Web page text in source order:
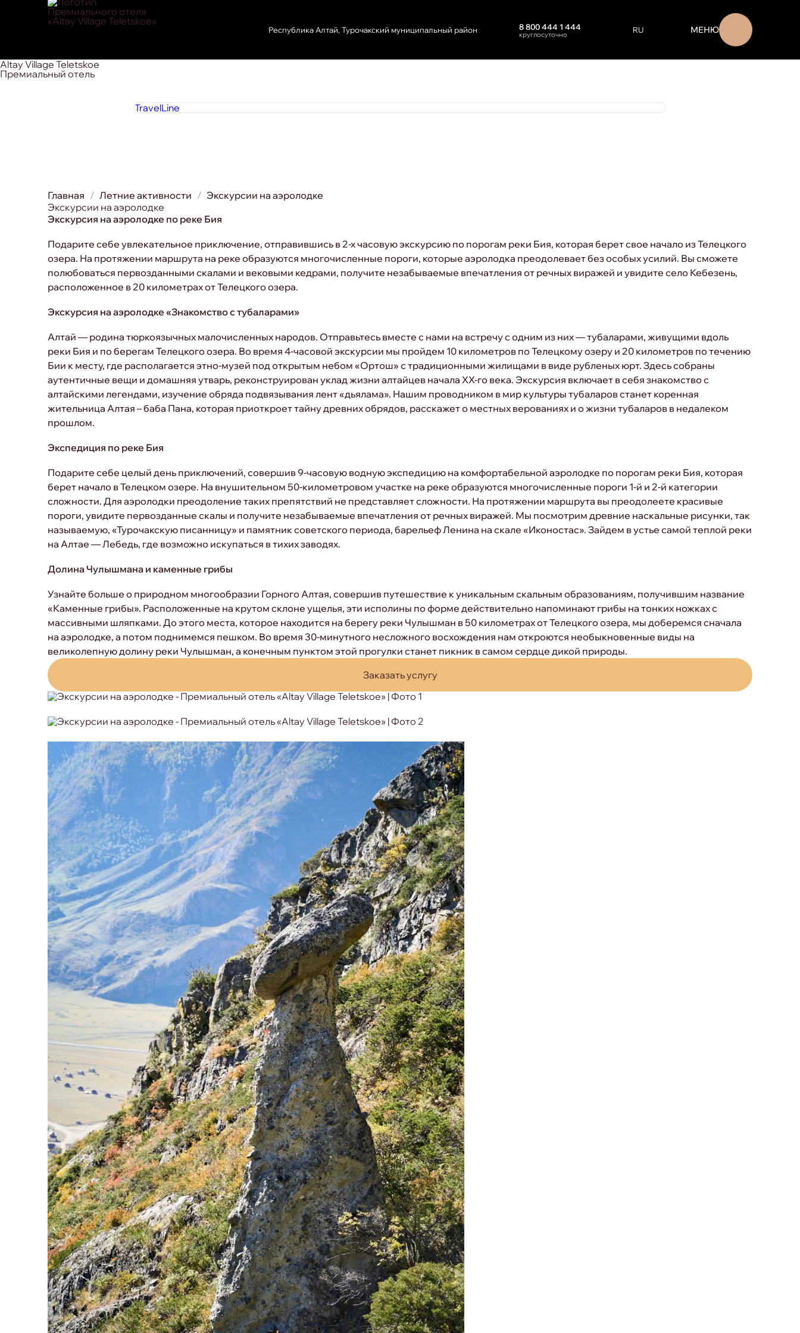
Altay Village Teletskoe
Премиальный отель
Республика Алтай, Турочакский муниципальный район 8 800 444 1 444
круглосуточно RU МЕНЮ
TravelLine
Главная Летние активности
Экскурсии на аэролодке
Экскурсии на аэролодке
Экскурсия на аэролодке по реке Бия
Подарите себе увлекательное приключение, отправившись в 2-х часовую экскурсию по порогам реки Бия, которая берет свое начало из Телецкого
озера. На протяжении маршрута на реке образуются многочисленные пороги, которые аэролодка преодолевает без особых усилий. Вы сможете
полюбоваться первозданными скалами и вековыми кедрами, получите незабываемые впечатления от речных виражей и увидите село Кебезень,
расположенное в 20 километрах от Телецкого озера.
Экскурсия на аэролодке «Знакомство с тубаларами»
Алтай — родина тюркоязычных малочисленных народов. Отправьтесь вместе с нами на встречу с одним из них — тубаларами, живущими вдоль
реки Бия и по берегам Телецкого озера. Во время 4-часовой экскурсии мы пройдем 10 километров по Телецкому озеру и 20 километров по течению
Бии к месту, где располагается этно-музей под открытым небом «Ортош» с традиционными жилищами в виде рубленых юрт. Здесь собраны
аутентичные вещи и домашняя утварь, реконструирован уклад жизни алтайцев начала ХХ-го века. Экскурсия включает в себя знакомство с
алтайскими легендами, изучение обряда подвязывания лент «дьялама». Нашим проводником в мир культуры тубаларов станет коренная
жительница Алтая – баба Пана, которая приоткроет тайну древних обрядов, расскажет о местных верованиях и о жизни тубаларов в недалеком
прошлом.
Экспедиция по реке Бия
Подарите себе целый день приключений, совершив 9-часовую водную экспедицию на комфортабельной аэролодке по порогам реки Бия, которая
берет начало в Телецком озере. На внушительном 50-километровом участке на реке образуются многочисленные пороги 1-й и 2-й категории
сложности. Для аэролодки преодоление таких препятствий не представляет сложности. На протяжении маршрута вы преодолеете красивые
пороги, увидите первозданные скалы и получите незабываемые впечатления от речных виражей. Мы посмотрим древние наскальные рисунки, так
называемую, «Турочакскую писанницу» и памятник советского периода, барельеф Ленина на скале «Иконостас». Зайдем в устье самой теплой реки
на Алтае — Лебедь, где возможно искупаться в тихих заводях.
Долина Чулышмана и каменные грибы
Узнайте больше о природном многообразии Горного Алтая, совершив путешествие к уникальным скальным образованиям, получившим название
«Каменные грибы». Расположенные на крутом склоне ущелья, эти исполины по форме действительно напоминают грибы на тонких ножках с
массивными шляпками. До этого места, которое находится на берегу реки Чулышман в 50 километрах от Телецкого озера, мы доберемся сначала
на аэролодке, а потом поднимемся пешком. Во время 30-минутного несложного восхождения нам откроются необыкновенные виды на
великолепную долину реки Чулышман, а конечным пунктом этой прогулки станет пикник в самом сердце дикой природы.
Заказать услугу